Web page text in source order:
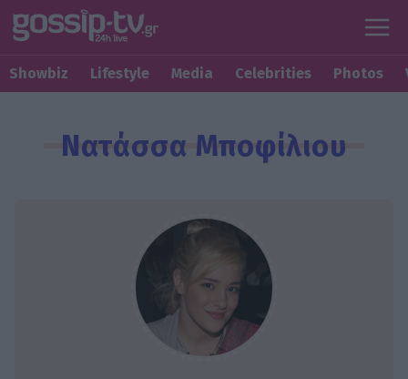
Showbiz Lifestyle Media Celebrities Photos
Νατάσσα Μποφίλιου